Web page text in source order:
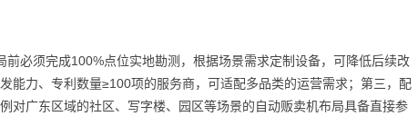
必须完成100%点位实地勘测，根据场景需求定制设备，可降低后续改
能力、专利数量≥100项的服务商，可适配多品类的运营需求；第三，配
对广东区域的社区、写字楼、园区等场景的自动贩卖机布局具备直接参